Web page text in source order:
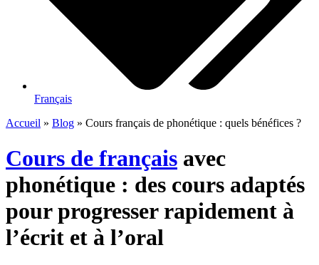
Français
Accueil » Blog » Cours français de phonétique : quels bénéfices ?
Cours de français avec
phonétique : des cours adaptés
pour progresser rapidement à
l’écrit et à l’oral